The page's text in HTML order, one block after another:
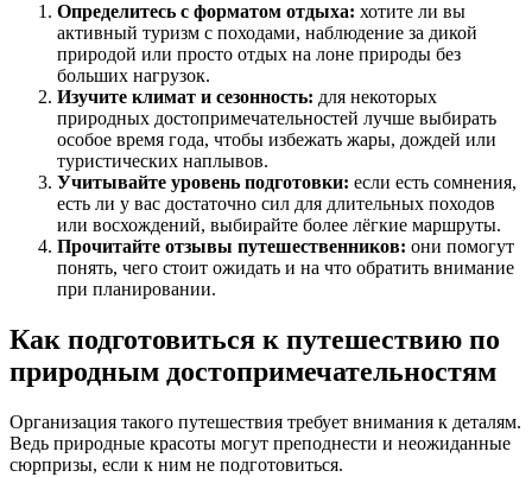
Определитесь с форматом отдыха: хотите ли вы
активный туризм с походами, наблюдение за дикой
природой или просто отдых на лоне природы без
больших нагрузок.
Изучите климат и сезонность: для некоторых
природных достопримечательностей лучше выбирать
особое время года, чтобы избежать жары, дождей или
туристических наплывов.
Учитывайте уровень подготовки: если есть сомнения,
есть ли у вас достаточно сил для длительных походов
или восхождений, выбирайте более лёгкие маршруты.
Прочитайте отзывы путешественников: они помогут
понять, чего стоит ожидать и на что обратить внимание
при планировании.
Как подготовиться к путешествию по
природным достопримечательностям
Организация такого путешествия требует внимания к деталям.
Ведь природные красоты могут преподнести и неожиданные
сюрпризы, если к ним не подготовиться.